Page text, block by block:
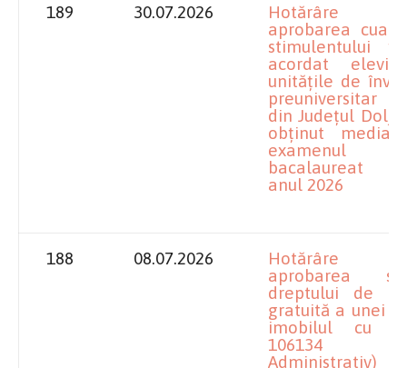
189 30.07.2026
Hotărâre
aprobarea
stimulentului
acordat
unitățile de
preuniversitar
din Județul Dolj
obținut media
bacalaureat
anul 2026
188 08.07.2026
Hotărâre
aprobarea
dreptului de
gratuită a unei
imobilul cu
106134
Administrativ)